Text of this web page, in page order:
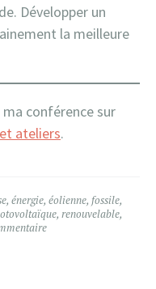
Développer un
la meilleure
conférence sur
ateliers.
, énergie, éolienne, fossile,
, renouvelable,